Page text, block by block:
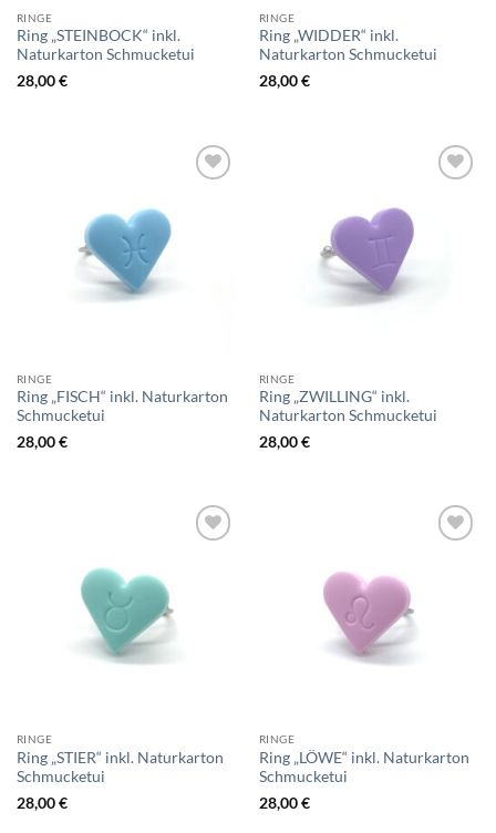
RINGE
Ring „STEINBOCK“ inkl.
Naturkarton Schmucketui
28,00€
RINGE
Ring „WIDDER“ inkl.
Naturkarton Schmucketui
28,00€
RINGE
Ring „FISCH“ inkl. Naturkarton
Schmucketui
28,00€
RINGE
Ring „ZWILLING“ inkl.
Naturkarton Schmucketui
28,00€
RINGE
Ring „STIER“ inkl. Naturkarton
Schmucketui
28,00€
RINGE
Ring „LÖWE“ inkl. Naturkarton
Schmucketui
28,00€